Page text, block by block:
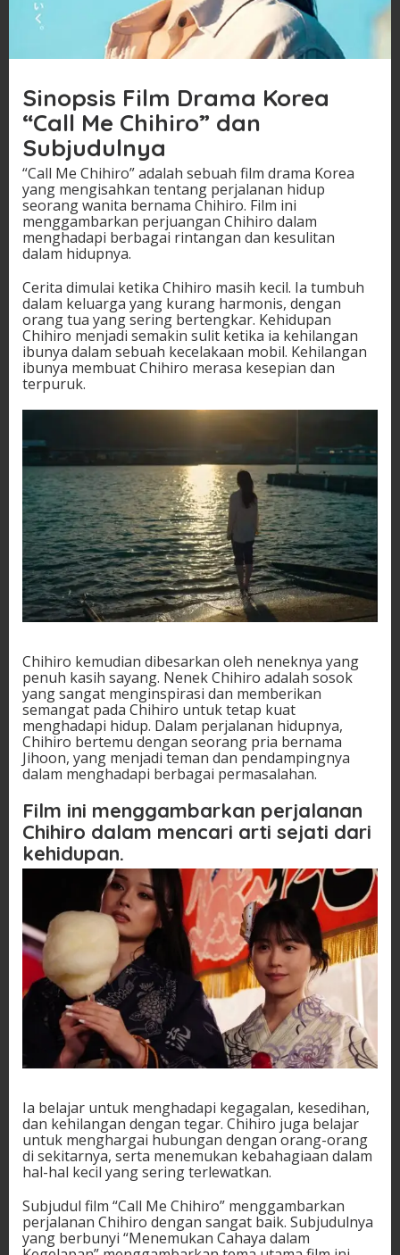
Sinopsis Film Drama Korea
“Call Me Chihiro” dan
Subjudulnya
“Call Me Chihiro” adalah sebuah film drama Korea
yang mengisahkan tentang perjalanan hidup
seorang wanita bernama Chihiro. Film ini
menggambarkan perjuangan Chihiro dalam
menghadapi berbagai rintangan dan kesulitan
dalam hidupnya.
Cerita dimulai ketika Chihiro masih kecil. Ia tumbuh
dalam keluarga yang kurang harmonis, dengan
orang tua yang sering bertengkar. Kehidupan
Chihiro menjadi semakin sulit ketika ia kehilangan
ibunya dalam sebuah kecelakaan mobil. Kehilangan
ibunya membuat Chihiro merasa kesepian dan
terpuruk.
Chihiro kemudian dibesarkan oleh neneknya yang
penuh kasih sayang. Nenek Chihiro adalah sosok
yang sangat menginspirasi dan memberikan
semangat pada Chihiro untuk tetap kuat
menghadapi hidup. Dalam perjalanan hidupnya,
Chihiro bertemu dengan seorang pria bernama
Jihoon, yang menjadi teman dan pendampingnya
dalam menghadapi berbagai permasalahan.
Film ini menggambarkan perjalanan
Chihiro dalam mencari arti sejati dari
kehidupan.
Ia belajar untuk menghadapi kegagalan, kesedihan,
dan kehilangan dengan tegar. Chihiro juga belajar
untuk menghargai hubungan dengan orang-orang
di sekitarnya, serta menemukan kebahagiaan dalam
hal-hal kecil yang sering terlewatkan.
Subjudul film “Call Me Chihiro” menggambarkan
perjalanan Chihiro dengan sangat baik. Subjudulnya
yang berbunyi “Menemukan Cahaya dalam